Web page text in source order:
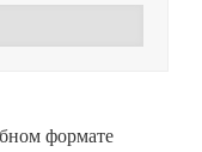
формате